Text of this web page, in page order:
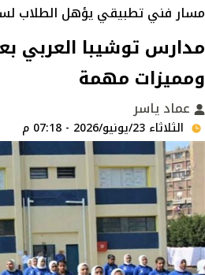
مسار فني تطبيقي يؤهل الطلاب
مدارس توشيبا العربي
ومميزات مهمة
عماد ياسر
الثلاثاء 23/يونيو/2026 - 07:18 م